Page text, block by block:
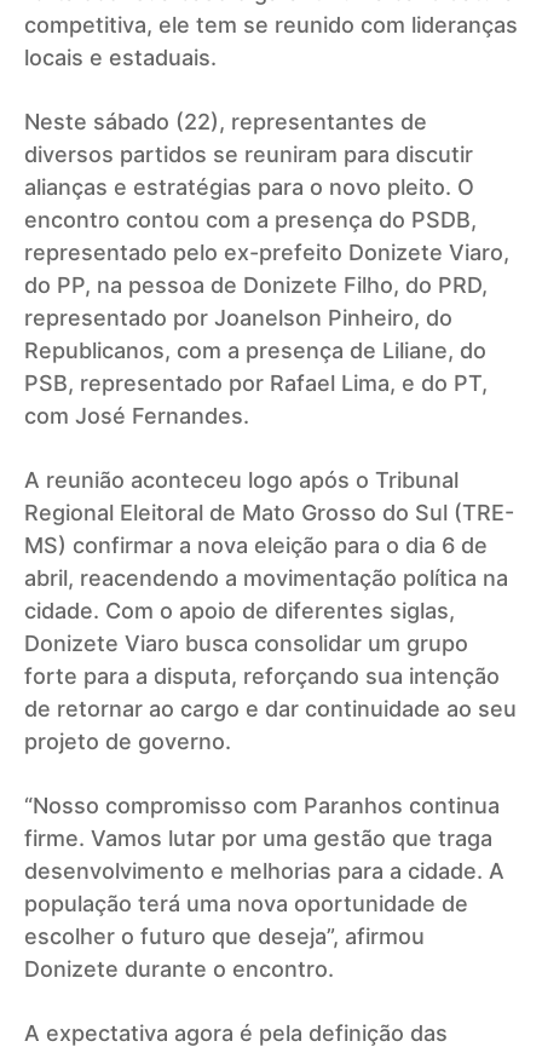
competitiva, ele tem se reunido com lideranças
locais e estaduais.
Neste sábado (22), representantes de
diversos partidos se reuniram para discutir
alianças e estratégias para o novo pleito. O
encontro contou com a presença do PSDB,
representado pelo ex-prefeito Donizete Viaro,
do PP, na pessoa de Donizete Filho, do PRD,
representado por Joanelson Pinheiro, do
Republicanos, com a presença de Liliane, do
PSB, representado por Rafael Lima, e do PT,
com José Fernandes.
A reunião aconteceu logo após o Tribunal
Regional Eleitoral de Mato Grosso do Sul (TRE-
MS) confirmar a nova eleição para o dia 6 de
abril, reacendendo a movimentação política na
cidade. Com o apoio de diferentes siglas,
Donizete Viaro busca consolidar um grupo
forte para a disputa, reforçando sua intenção
de retornar ao cargo e dar continuidade ao seu
projeto de governo.
“Nosso compromisso com Paranhos continua
firme. Vamos lutar por uma gestão que traga
desenvolvimento e melhorias para a cidade. A
população terá uma nova oportunidade de
escolher o futuro que deseja”, afirmou
Donizete durante o encontro.
A expectativa agora é pela definição das